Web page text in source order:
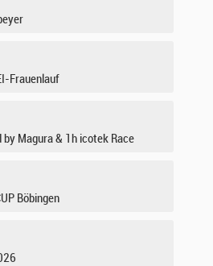
Frauenlauf
by Magura & 1h icotek Race
Böbingen